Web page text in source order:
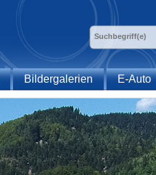
Bildergalerien
E-Auto